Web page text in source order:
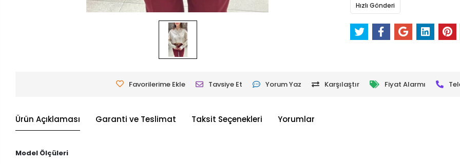
Hızlı Gönderi
Favorilerime Ekle Tavsiye Et Yorum Yaz Karşılaştır Fiyat Alarmı
Ürün Açıklaması Garanti ve Teslimat Taksit Seçenekleri Yorumlar
Model Ölçüleri